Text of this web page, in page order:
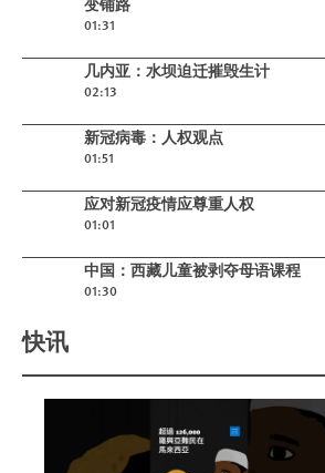
01:31
Play video几内亚：水坝迫迁摧毁生计
02:13
Play video新冠病毒：人权观点
01:51
Play video应对新冠疫情应尊重人权
01:01
Play video中国：西藏儿童被剥夺母语课程
01:30
快讯